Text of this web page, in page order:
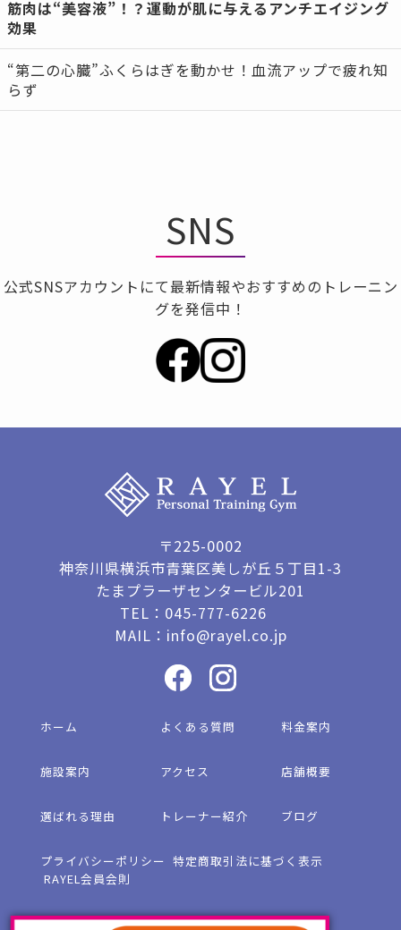
筋肉は“美容液”！？運動が肌に与えるアンチエイジング
効果
“第二の心臓”ふくらはぎを動かせ！血流アップで疲れ知
らず
SNS
公式SNSアカウントにて最新情報やおすすめのトレーニン
グを発信中！
〒225-0002
神奈川県横浜市青葉区美しが丘５丁目1-3
たまプラーザセンタービル201
TEL： 045-777-6226
MAIL： info@rayel.co.jp
ホーム よくある質問 料金案内
施設案内 アクセス 店舗概要
選ばれる理由 トレーナー紹介 ブログ
プライバシーポリシー 特定商取引法に基づく表示
RAYEL会員会則